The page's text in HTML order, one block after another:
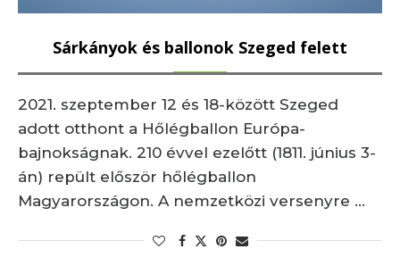
Sárkányok és ballonok Szeged felett
2021. szeptember 12 és 18-között Szeged
adott otthont a Hőlégballon Európa-
bajnokságnak. 210 évvel ezelőtt (1811. június 3-
án) repült először hőlégballon
Magyarországon. A nemzetközi versenyre …